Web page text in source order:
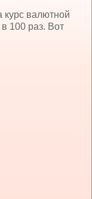
курс валютной
100 раз. Вот